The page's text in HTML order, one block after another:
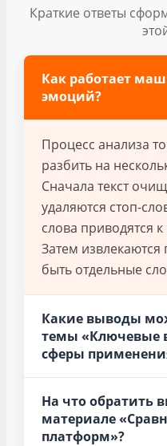
Краткие ответы
Как работает
эмоций?
Процесс анализа
разбить на
Сначала текст
удаляются стоп-
слова приводятся
Затем
быть отдельные
Какие выводы
темы «Ключевые
сферы
На что обратить
материале
платформ»?